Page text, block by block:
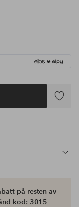
Lägg
på resten av
kod: 3015